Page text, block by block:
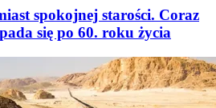
spokojnej starości. Coraz
się po 60. roku życia